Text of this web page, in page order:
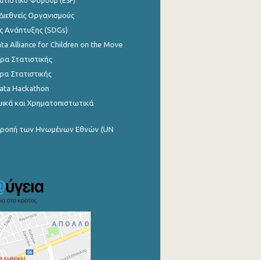
Οργανισμούς
Ανάπτυξης (SDGs)
Alliance for Children on the Move
Στατιστικής
Στατιστικής
Hackathon
και Χρηματοπιστωτικά
των Ηνωμένων Εθνών (UN